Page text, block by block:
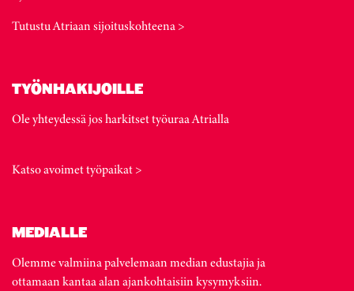
Tutustu Atriaan sijoituskohteena >
TYÖNHAKIJOILLE
Ole yhteydessä jos harkitset työuraa Atrialla
Katso avoimet työpaikat >
MEDIALLE
Olemme valmiina palvelemaan median edustajia ja
ottamaan kantaa alan ajankohtaisiin kysymyksiin.